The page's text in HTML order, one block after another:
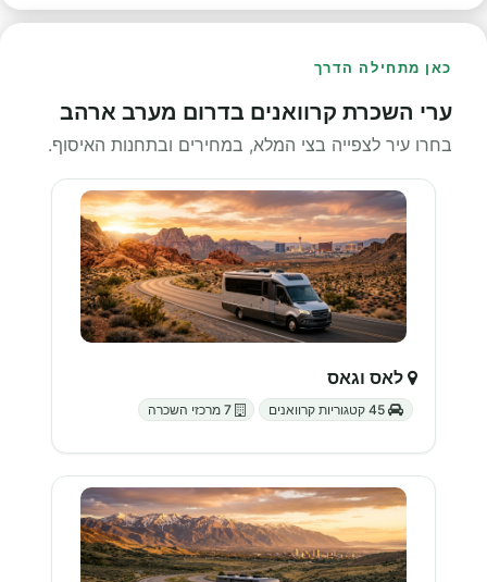
כאן מתחילה הדרך
ערי השכרת קרוואנים בדרום מערב ארהב
בחרו עיר לצפייה בצי המלא, במחירים ובתחנות האיסוף.
לאס וגאס